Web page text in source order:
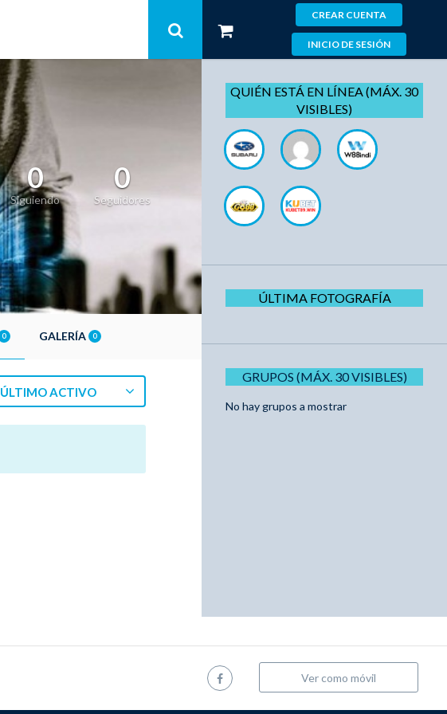
CREAR CUENTA
INICIO DE SESIÓN
0
Siguiendo
0
Seguidores
0 GALERÍA 0
ÚLTIMO ACTIVO
QUIÉN ESTÁ EN LÍNEA (MÁX. 30
VISIBLES)
ÚLTIMA FOTOGRAFÍA
GRUPOS (MÁX. 30 VISIBLES)
No hay grupos a mostrar